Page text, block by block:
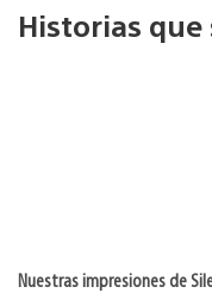
Historias
Nuestras impresiones de